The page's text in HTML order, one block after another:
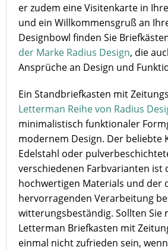
er zudem eine Visitenkarte in
und ein Willkommensgruß an
Designbowl finden Sie
der Marke Radius Design, die
Ansprüche an Design und
Ein Standbriefkasten mit
Letterman Reihe von Radius
minimalistisch funktionaler
modernem Design. Der beliebte
Edelstahl oder
verschiedenen Farbvarianten ist
hochwertigen Materials und der
hervorragenden Verarbeitung
witterungsbeständig. Sollten Sie
Letterman Briefkasten mit
einmal nicht zufrieden sein,